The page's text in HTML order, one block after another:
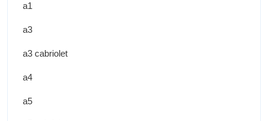
a1
a3
a3 cabriolet
a4
a5